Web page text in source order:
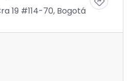
19 #114-70, Bogotá